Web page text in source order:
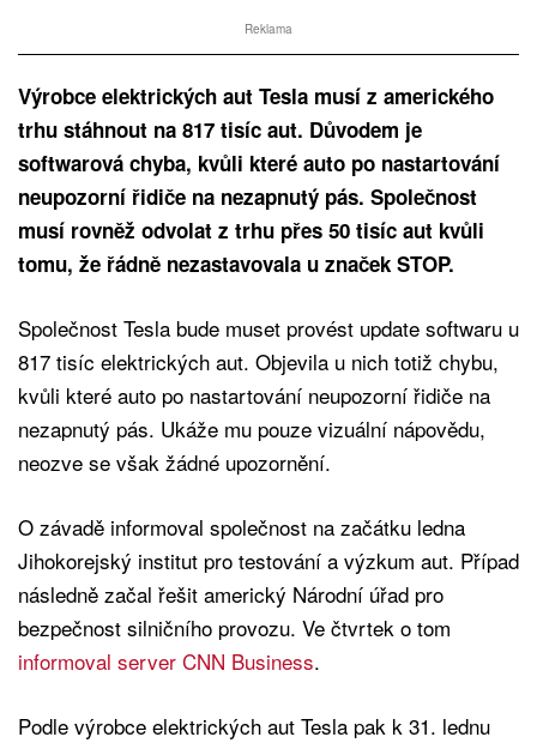
Reklama
Výrobce elektrických aut Tesla musí z amerického
trhu stáhnout na 817 tisíc aut. Důvodem je
softwarová chyba, kvůli které auto po nastartování
neupozorní řidiče na nezapnutý pás. Společnost
musí rovněž odvolat z trhu přes 50 tisíc aut kvůli
tomu, že řádně nezastavovala u značek STOP.
Společnost Tesla bude muset provést update softwaru u
817 tisíc elektrických aut. Objevila u nich totiž chybu,
kvůli které auto po nastartování neupozorní řidiče na
nezapnutý pás. Ukáže mu pouze vizuální nápovědu,
neozve se však žádné upozornění.
O závadě informoval společnost na začátku ledna
Jihokorejský institut pro testování a výzkum aut. Případ
následně začal řešit americký Národní úřad pro
bezpečnost silničního provozu. Ve čtvrtek o tom
informoval server CNN Business.
Podle výrobce elektrických aut Tesla pak k 31. lednu